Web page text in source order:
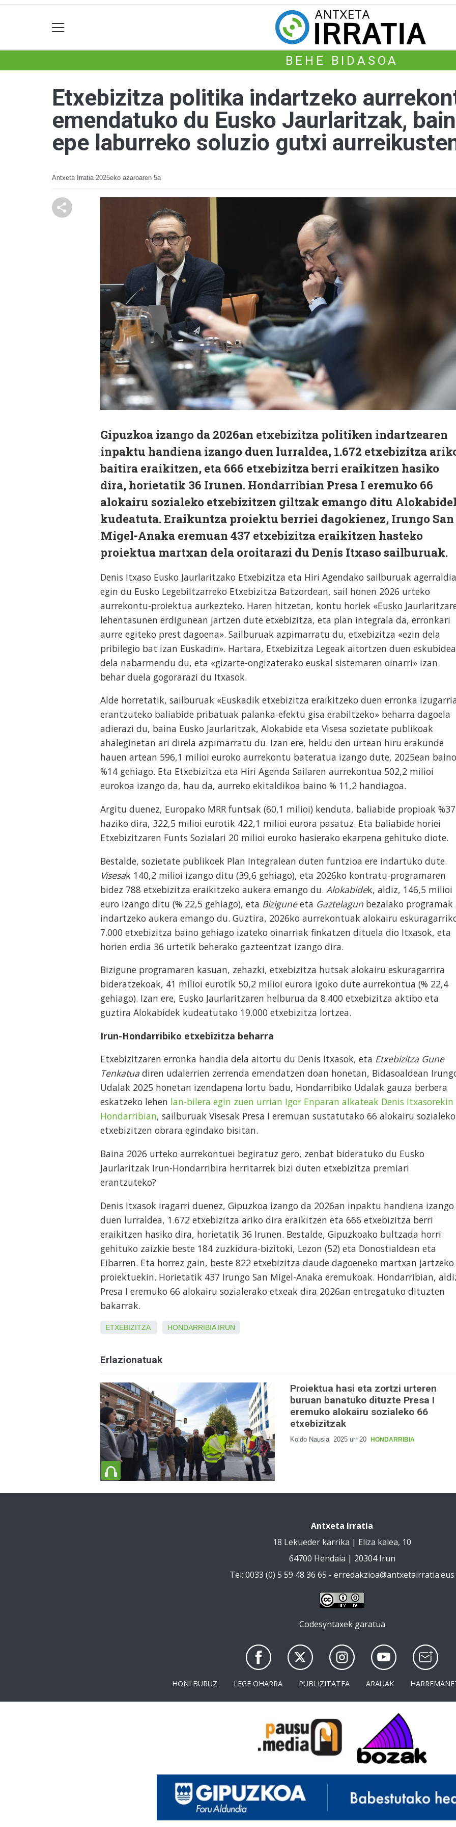
BEHE BIDASOA
Etxebizitza politika indartzeko
emendatuko du Eusko Jaurlaritzak,
epe laburreko soluzio gutxi
Antxeta Irratia 2025eko azaroaren 5a
Gipuzkoa izango da 2026an etxebizitza politiken indartzearen
inpaktu handiena izango duen lurraldea, 1.672 etxebizitza
baitira eraikitzen, eta 666 etxebizitza berri eraikitzen hasiko
dira, horietatik 36 Irunen. Hondarribian Presa I eremuko 66
alokairu sozialeko etxebizitzen giltzak emango ditu
kudeatuta. Eraikuntza proiektu berriei dagokienez, Irungo San
Migel-Anaka eremuan 437 etxebizitza eraikitzen hasteko
proiektua martxan dela oroitarazi du Denis Itxaso sailburuak.
Denis Itxaso Eusko Jaurlaritzako Etxebizitza eta Hiri Agendako sailburuak agerraldia
egin du Eusko Legebiltzarreko Etxebizitza Batzordean, sail honen 2026 urteko
aurrekontu-proiektua aurkezteko. Haren hitzetan, kontu horiek «Eusko
lehentasunen erdigunean jartzen dute etxebizitza, eta plan integrala da, erronkari
aurre egiteko prest dagoena». Sailburuak azpimarratu du, etxebizitza «ezin dela
pribilegio bat izan Euskadin». Hartara, Etxebizitza Legeak aitortzen duen eskubidea
dela nabarmendu du, eta «gizarte-ongizaterako euskal sistemaren oinarri» izan
behar duela gogorarazi du Itxasok.
Alde horretatik, sailburuak «Euskadik etxebizitza eraikitzeko duen erronka
erantzuteko baliabide pribatuak palanka-efektu gisa erabiltzeko» beharra dagoela
adierazi du, baina Eusko Jaurlaritzak, Alokabide eta Visesa sozietate publikoak
ahaleginetan ari direla azpimarratu du. Izan ere, heldu den urtean hiru erakunde
hauen artean 596,1 milioi euroko aurrekontu bateratua izango dute, 2025ean baino
%14 gehiago. Eta Etxebizitza eta Hiri Agenda Sailaren aurrekontua 502,2 milioi
eurokoa izango da, hau da, aurreko ekitaldikoa baino % 11,2 handiagoa.
Argitu duenez, Europako MRR funtsak (60,1 milioi) kenduta, baliabide propioak %37
haziko dira, 322,5 milioi eurotik 422,1 milioi eurora pasatuz. Eta baliabide horiei
Etxebizitzaren Funts Sozialari 20 milioi euroko hasierako ekarpena gehituko diote.
Bestalde, sozietate publikoek Plan Integralean duten funtzioa ere indartuko dute.
Visesak 140,2 milioi izango ditu (39,6 gehiago), eta 2026ko kontratu-programaren
bidez 788 etxebizitza eraikitzeko aukera emango du. Alokabidek, aldiz, 146,5 milioi
euro izango ditu (% 22,5 gehiago), eta Biziguneeta Gaztelagun bezalako programak
indartzeko aukera emango du. Guztira, 2026ko aurrekontuak alokairu
7.000 etxebizitza baino gehiago izateko oinarriak finkatzen dituela dio Itxasok, eta
horien erdia 36 urtetik beherako gazteentzat izango dira.
Bizigune programaren kasuan, zehazki, etxebizitza hutsak alokairu eskuragarrira
bideratzekoak, 41 milioi eurotik 50,2 milioi eurora igoko dute aurrekontua (% 22,4
gehiago). Izan ere, Eusko Jaurlaritzaren helburua da 8.400 etxebizitza aktibo eta
guztira Alokabidek kudeatutako 19.000 etxebizitza lortzea.
Irun-Hondarribiko etxebizitza beharra
Etxebizitzaren erronka handia dela aitortu du Denis Itxasok, eta Etxebizitza Gune
Tenkatua diren udalerrien zerrenda emendatzen doan honetan, Bidasoaldean
Udalak 2025 honetan izendapena lortu badu, Hondarribiko Udalak gauza berbera
eskatzeko lehen lan-bilera egin zuen urrian Igor Enparan alkateak Denis Itxasorekin
Hondarribian, sailburuak Visesak Presa I eremuan sustatutako 66 alokairu sozialeko
etxebizitzen obrara egindako bisitan.
Baina 2026 urteko aurrekontuei begiratuz gero, zenbat bideratuko du Eusko
Jaurlaritzak Irun-Hondarribira herritarrek bizi duten etxebizitza premiari
erantzuteko?
Denis Itxasok iragarri duenez, Gipuzkoa izango da 2026an inpaktu handiena izango
duen lurraldea, 1.672 etxebizitza ariko dira eraikitzen eta 666 etxebizitza berri
eraikitzen hasiko dira, horietatik 36 Irunen. Bestalde, Gipuzkoako bultzada horri
gehituko zaizkie beste 184 zuzkidura-bizitoki, Lezon (52) eta Donostialdean eta
Eibarren. Eta horrez gain, beste 822 etxebizitza daude dagoeneko martxan jartzeko
proiektuekin. Horietatik 437 Irungo San Migel-Anaka eremukoak. Hondarribian,
Presa I eremuko 66 alokairu sozialerako etxeak dira 2026an entregatuko dituzten
bakarrak.
ETXEBIZITZA HONDARRIBIA IRUN
Erlazionatuak
Proiektua hasi eta zortzi urteren
buruan banatuko dituzte Presa I
eremuko alokairu sozialeko 66
etxebizitzak
Koldo Nausia 2025 urr 20 HONDARRIBIA
Antxeta Irratia
18 Lekueder karrika | Eliza kalea, 10
64700 Hendaia | 20304 Irun
Tel: 0033 (0) 5 59 48 36 65 - erredakzioa@antxetairratia.eus
Codesyntaxek garatua
HONI BURUZ LEGE OHARRA PUBLIZITATEA ARAUAK